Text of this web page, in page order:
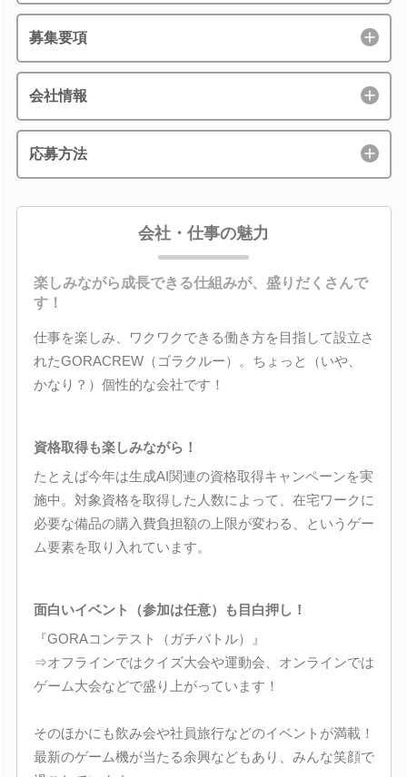
募集要項
会社情報
応募方法
会社・仕事の魅力
楽しみながら成長できる仕組みが、盛りだくさんで
す！
仕事を楽しみ、ワクワクできる働き方を目指して設立さ
れたGORACREW（ゴラクルー）。ちょっと（いや、
かなり？）個性的な会社です！
資格取得も楽しみながら！
たとえば今年は生成AI関連の資格取得キャンペーンを実
施中。対象資格を取得した人数によって、在宅ワークに
必要な備品の購入費負担額の上限が変わる、というゲー
ム要素を取り入れています。
面白いイベント（参加は任意）も目白押し！
『GORAコンテスト（ガチバトル）』
⇒オフラインではクイズ大会や運動会、オンラインでは
ゲーム大会などで盛り上がっています！
そのほかにも飲み会や社員旅行などのイベントが満載！
最新のゲーム機が当たる余興などもあり、みんな笑顔で